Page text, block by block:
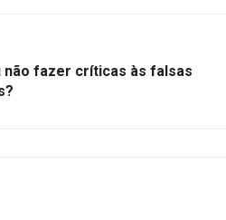
não fazer críticas às falsas